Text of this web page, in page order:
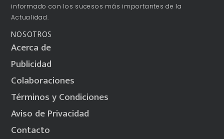
informado con los sucesos más importantes de la
Actualidad.
NOSOTROS
Acerca de
Publicidad
Colaboraciones
Términos y Condiciones
Aviso de Privacidad
Contacto